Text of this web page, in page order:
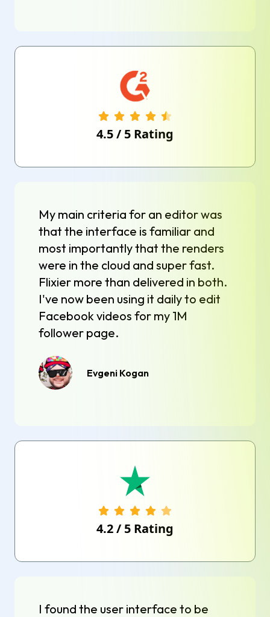
4.5/ 5 Rating
My main criteria for an editor was
that the interface is familiar and
most importantly that the renders
were in the cloud and super fast.
Flixier more than delivered in both.
I've now been using it daily to edit
Facebook videos for my 1M
follower page.
Evgeni Kogan
4.2/ 5 Rating
I found the user interface to be